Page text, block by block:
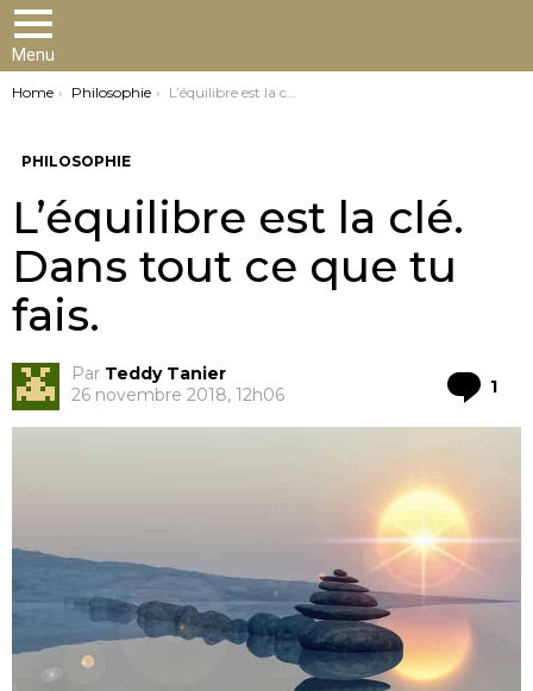
Menu
You are here:
Home Philosophie L’équilibre est la clé. Dans tout ce que tu fais.
PHILOSOPHIE
L’équilibre est la clé.
Dans tout ce que tu
fais.
Par Teddy Tanier
26 novembre 2018, 12h06
1